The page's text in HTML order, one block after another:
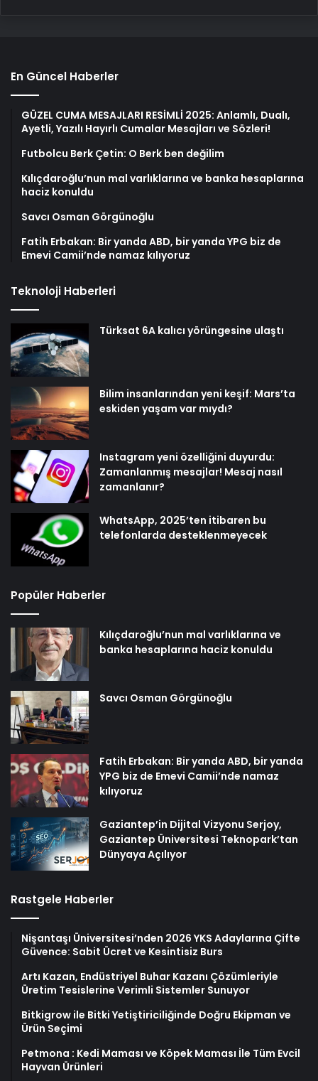
En Güncel Haberler
GÜZEL CUMA MESAJLARI RESİMLİ 2025: Anlamlı, Dualı,
Ayetli, Yazılı Hayırlı Cumalar Mesajları ve Sözleri!
Futbolcu Berk Çetin: O Berk ben değilim
Kılıçdaroğlu’nun mal varlıklarına ve banka hesaplarına
haciz konuldu
Savcı Osman Görgünoğlu
Fatih Erbakan: Bir yanda ABD, bir yanda YPG biz de
Emevi Camii’nde namaz kılıyoruz
Teknoloji Haberleri
Türksat 6A kalıcı yörüngesine ulaştı
Bilim insanlarından yeni keşif: Mars’ta
eskiden yaşam var mıydı?
Instagram yeni özelliğini duyurdu:
Zamanlanmış mesajlar! Mesaj nasıl
zamanlanır?
WhatsApp, 2025’ten itibaren bu
telefonlarda desteklenmeyecek
Popüler Haberler
Kılıçdaroğlu’nun mal varlıklarına ve
banka hesaplarına haciz konuldu
Savcı Osman Görgünoğlu
Fatih Erbakan: Bir yanda ABD, bir yanda
YPG biz de Emevi Camii’nde namaz
kılıyoruz
Gaziantep’in Dijital Vizyonu Serjoy,
Gaziantep Üniversitesi Teknopark’tan
Dünyaya Açılıyor
Rastgele Haberler
Nişantaşı Üniversitesi’nden 2026 YKS Adaylarına Çifte
Güvence: Sabit Ücret ve Kesintisiz Burs
Artı Kazan, Endüstriyel Buhar Kazanı Çözümleriyle
Üretim Tesislerine Verimli Sistemler Sunuyor
Bitkigrow ile Bitki Yetiştiriciliğinde Doğru Ekipman ve
Ürün Seçimi
Petmona : Kedi Maması ve Köpek Maması İle Tüm Evcil
Hayvan Ürünleri